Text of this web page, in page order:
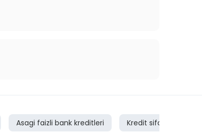
Asagi faizli bank kreditleri Kredit sifarişi